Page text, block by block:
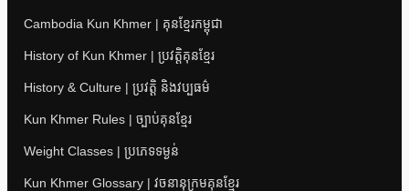
Cambodia Kun Khmer | គុនខ្មែរកម្ពុជា
History of Kun Khmer | ប្រវត្តិគុនខ្មែរ
History & Culture | ប្រវត្តិ និងវប្បធម៌
Kun Khmer Rules | ច្បាប់គុនខ្មែរ
Weight Classes | ប្រភេទទម្ងន់
Kun Khmer Glossary | វចនានុក្រមគុនខ្មែរ